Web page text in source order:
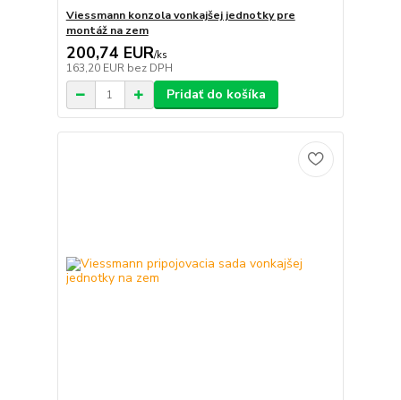
Viessmann konzola vonkajšej jednotky pre
montáž na zem
200,74 EUR/ks
163,20 EUR bez DPH
Pridať do košíka